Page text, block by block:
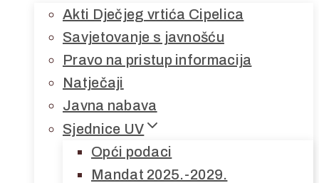
Akti Dječjeg vrtića Cipelica
Savjetovanje s javnošću
Pravo na pristup informacija
Natječaji
Javna nabava
Sjednice UV
Opći podaci
Mandat 2025.-2029.